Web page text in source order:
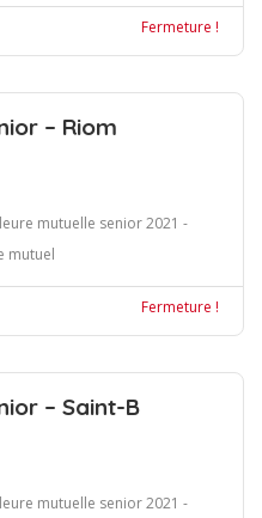
Fermeture !
– Riom
mutuelle senior 2021 -
mutuel
Fermeture !
– Saint-B
mutuelle senior 2021 -